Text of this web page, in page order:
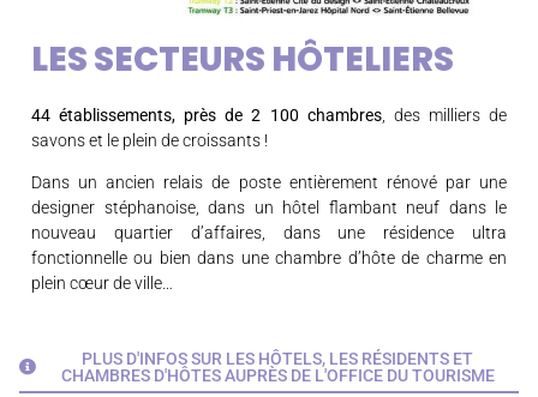
LES SECTEURS HÔTELIERS
44 établissements, près de 2 100 chambres, des milliers de
savons et le plein de croissants !
Dans un ancien relais de poste entièrement rénové par une
designer stéphanoise, dans un hôtel flambant neuf dans le
nouveau quartier d’affaires, dans une résidence ultra
fonctionnelle ou bien dans une chambre d’hôte de charme en
plein cœur de ville…
PLUS D'INFOS SUR LES HÔTELS, LES RÉSIDENTS ET
CHAMBRES D'HÔTES AUPRÈS DE L'OFFICE DU TOURISME